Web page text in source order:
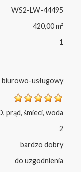
WS2-LW-44495
420,00 m²
1
biurowo-usługowy
prąd, śmieci, woda
2
bardzo dobry
do uzgodnienia